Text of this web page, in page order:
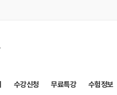
수강신청 무료특강 수험정보